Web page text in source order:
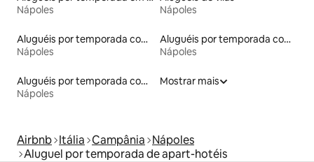
Nápoles
Nápoles
Aluguéis por temporada com cama de altura acessível
Nápoles
Aluguéis por temporada com banheira de hidromassagem
Nápoles
Aluguéis por temporada com café da manhã
Nápoles
Mostrar mais
Airbnb Itália Campânia Nápoles
Aluguel por temporada de apart-hotéis